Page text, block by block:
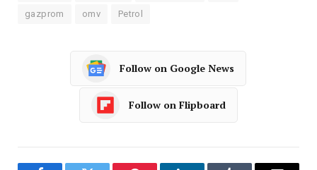
gazprom omv Petrol
Follow on Google News
Follow on Flipboard